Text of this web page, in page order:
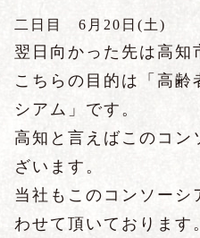
二日目 6 月20日(土)
翌日向かった先は高知
こちらの目的は「高齢
シアム」です。
高知と言えばこのコン
ざいます。
当社もこのコンソーシ
わせて頂いております